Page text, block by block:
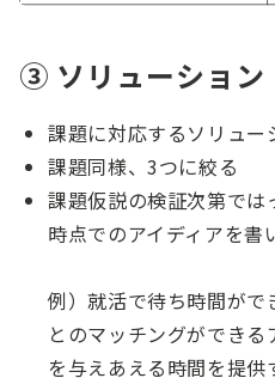
③ ソリューション
課題に対応するソリュー
課題同様、3つに絞る
課題仮説の検証次第で
時点でのアイディアを書
例）就活で待ち時間が
とのマッチングができ
を与えあえる時間を提供